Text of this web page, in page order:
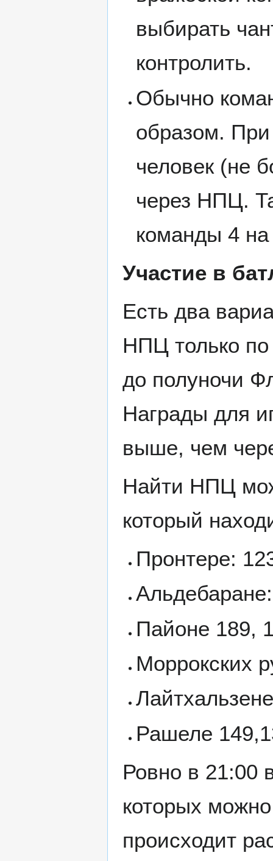
выбирать
контролить.
Обычно
образом.
человек (не
через НПЦ.
команды 4
Участие в
Есть два
НПЦ только
до полуночи
Награды для
выше, чем
Найти НПЦ
который
Пронтере:
Пайоне 189,
Моррокских
Рашеле
Ровно в 21:00
которых
происходит